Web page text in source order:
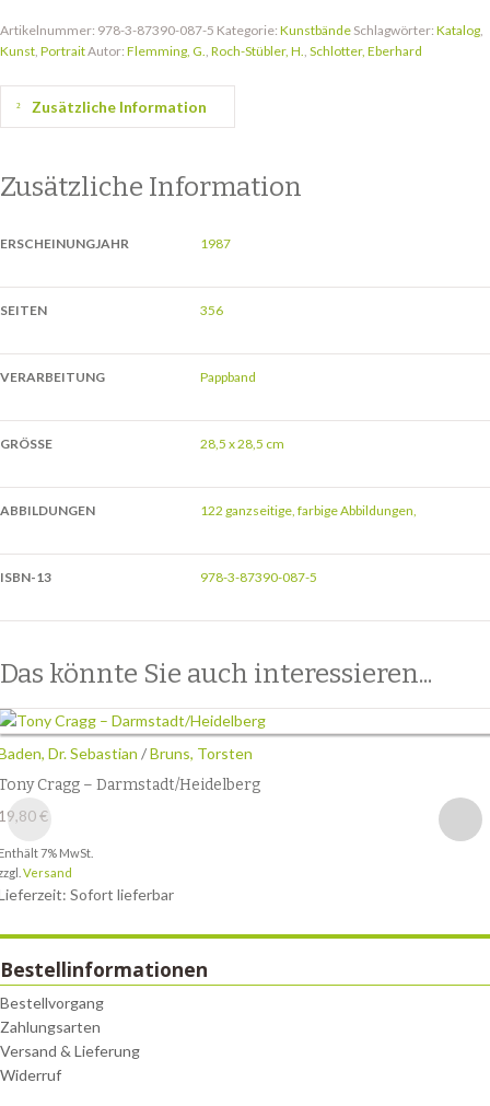
Artikelnummer: 978-3-87390-087-5 Kategorie: Kunstbände Schlagwörter: Katalog
Kunst PortraitAutor: Flemming, G. Roch-Stübler, H. Schlotter, Eberhard
Zusätzliche Information
Zusätzliche Information
ERSCHEINUNGJAHR 1987
SEITEN 356
VERARBEITUNG Pappband
GRÖSSE 28,5 x 28,5 cm
ABBILDUNGEN 122 ganzseitige, farbige Abbildungen,
ISBN-13 978-3-87390-087-5
Das könnte Sie auch interessieren...
Dr. Sebastian /Bruns, Torsten
Cragg – Darmstadt/Heidelberg
€
7% MwSt.
Versand
Sofort lieferbar
Bestellinformationen
Bestellvorgang
Zahlungsarten
Versand & Lieferung
Widerruf